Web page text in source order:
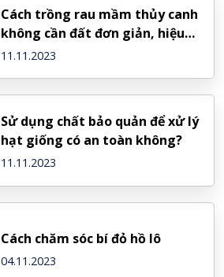
Cách trồng rau mầm thủy canh
không cần đất đơn giản, hiệu
quả cao
11.11.2023
Sử dụng chất bảo quản để xử lý
hạt giống có an toàn không?
11.11.2023
Cách chăm sóc bí đỏ hồ lô
04.11.2023